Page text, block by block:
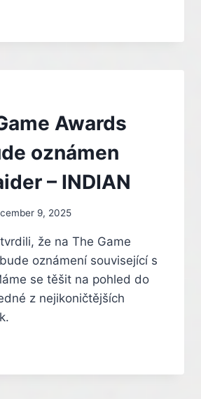
Awards
oznámen
– INDIAN
9, 2025
že na The Game
oznámení související s
se těšit na pohled do
z nejikoničtějších